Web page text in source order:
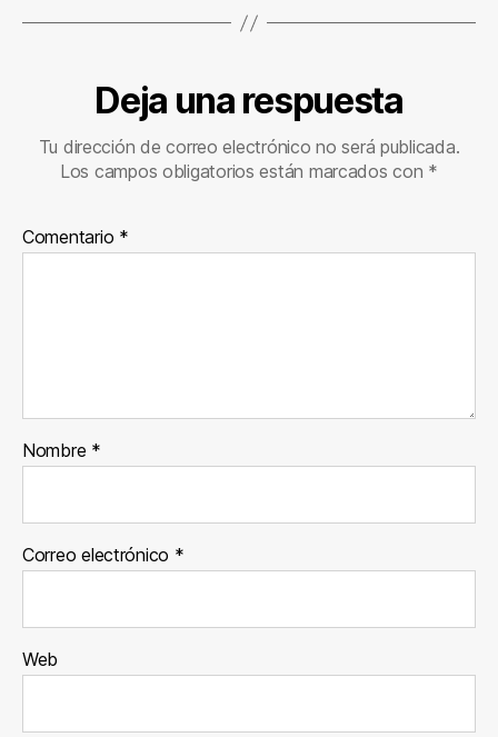
Deja una respuesta
Tu dirección de correo electrónico no será publicada.
Los campos obligatorios están marcados con *
Comentario *
Nombre *
Correo electrónico *
Web